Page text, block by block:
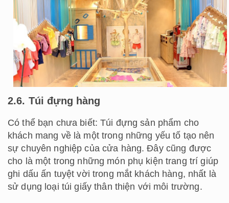
2.6. Túi đựng hàng
Có thể bạn chưa biết: Túi đựng sản phẩm cho
khách mang về là một trong những yếu tố tạo nên
sự chuyên nghiệp của cửa hàng. Đây cũng được
cho là một trong những món phụ kiện trang trí giúp
ghi dấu ấn tuyệt vời trong mắt khách hàng, nhất là
sử dụng loại túi giấy thân thiện với môi trường.